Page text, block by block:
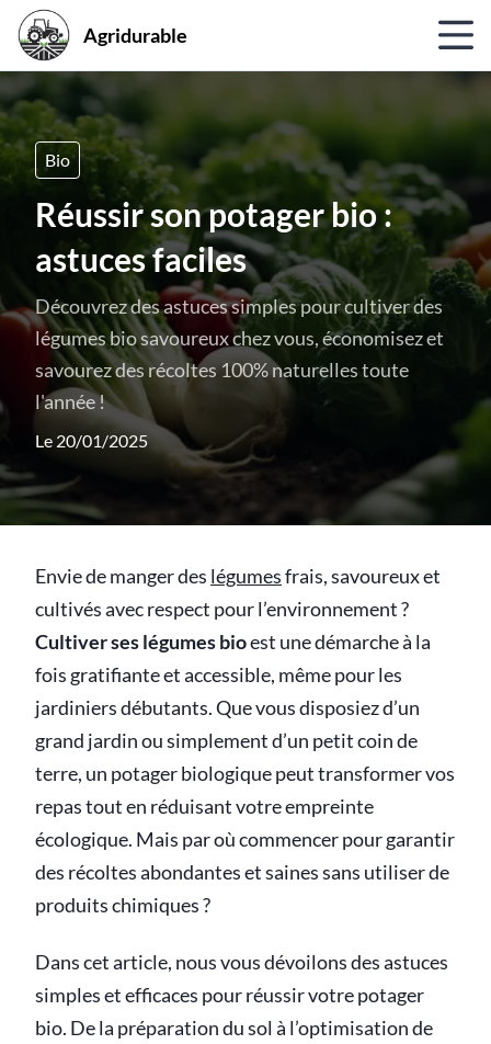
Agridurable
Bio
Réussir son potager bio :
astuces faciles
Découvrez des astuces simples pour cultiver des
légumes bio savoureux chez vous, économisez et
savourez des récoltes 100% naturelles toute
l'année !
Le 20/01/2025
Envie de manger des légumesfrais, savoureux et
cultivés avec respect pour l’environnement ?
Cultiver ses légumes bioest une démarche à la
fois gratifiante et accessible, même pour les
jardiniers débutants. Que vous disposiez d’un
grand jardin ou simplement d’un petit coin de
terre, un potager biologique peut transformer vos
repas tout en réduisant votre empreinte
écologique. Mais par où commencer pour garantir
des récoltes abondantes et saines sans utiliser de
produits chimiques ?
Dans cet article, nous vous dévoilons des astuces
simples et efficaces pour réussir votre potager
bio. De la préparation du sol à l’optimisation de